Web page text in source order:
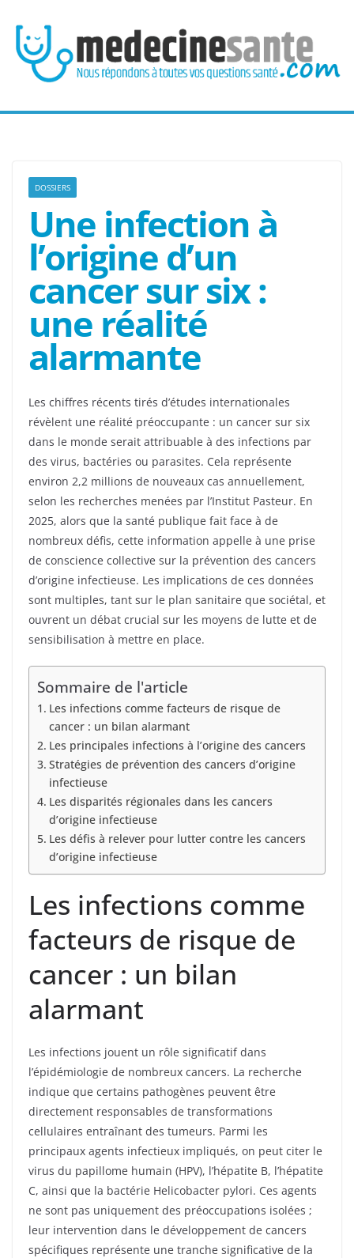
contenu
DOSSIERS
Une infection à
l’origine d’un
cancer sur six :
une réalité
alarmante
Les chiffres récents tirés d’études internationales
révèlent une réalité préoccupante : un cancer sur six
dans le monde serait attribuable à des infections par
des virus, bactéries ou parasites. Cela représente
environ 2,2 millions de nouveaux cas annuellement,
selon les recherches menées par l’Institut Pasteur. En
2025, alors que la santé publique fait face à de
nombreux défis, cette information appelle à une prise
de conscience collective sur la prévention des cancers
d’origine infectieuse. Les implications de ces données
sont multiples, tant sur le plan sanitaire que sociétal, et
ouvrent un débat crucial sur les moyens de lutte et de
sensibilisation à mettre en place.
Sommaire de l'article
Les infections comme facteurs de risque de
cancer : un bilan alarmant
Les principales infections à l’origine des cancers
Stratégies de prévention des cancers d’origine
infectieuse
Les disparités régionales dans les cancers
d’origine infectieuse
Les défis à relever pour lutter contre les cancers
d’origine infectieuse
Les infections comme
facteurs de risque de
cancer : un bilan
alarmant
Les infections jouent un rôle significatif dans
l’épidémiologie de nombreux cancers. La recherche
indique que certains pathogènes peuvent être
directement responsables de transformations
cellulaires entraînant des tumeurs. Parmi les
principaux agents infectieux impliqués, on peut citer le
virus du papillome humain (HPV), l’hépatite B, l’hépatite
C, ainsi que la bactérie Helicobacter pylori. Ces agents
ne sont pas uniquement des préoccupations isolées ;
leur intervention dans le développement de cancers
spécifiques représente une tranche significative de la